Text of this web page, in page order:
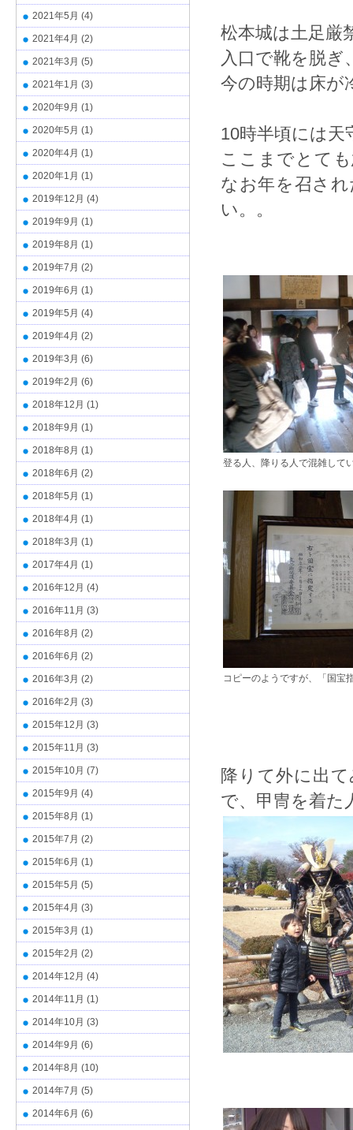
松本城は土足厳
入口で靴を脱
今の時期は床が
10時半頃には
ここまでとて
なお年を召さ
い。。
登る人、降りる人で混雑して
コピーのようですが、「国宝
降りて外に出
で、甲冑を着た
2021年5月 (4)
2021年4月 (2)
2021年3月 (5)
2021年1月 (3)
2020年9月 (1)
2020年5月 (1)
2020年4月 (1)
2020年1月 (1)
2019年12月 (4)
2019年9月 (1)
2019年8月 (1)
2019年7月 (2)
2019年6月 (1)
2019年5月 (4)
2019年4月 (2)
2019年3月 (6)
2019年2月 (6)
2018年12月 (1)
2018年9月 (1)
2018年8月 (1)
2018年6月 (2)
2018年5月 (1)
2018年4月 (1)
2018年3月 (1)
2017年4月 (1)
2016年12月 (4)
2016年11月 (3)
2016年8月 (2)
2016年6月 (2)
2016年3月 (2)
2016年2月 (3)
2015年12月 (3)
2015年11月 (3)
2015年10月 (7)
2015年9月 (4)
2015年8月 (1)
2015年7月 (2)
2015年6月 (1)
2015年5月 (5)
2015年4月 (3)
2015年3月 (1)
2015年2月 (2)
2014年12月 (4)
2014年11月 (1)
2014年10月 (3)
2014年9月 (6)
2014年8月 (10)
2014年7月 (5)
2014年6月 (6)